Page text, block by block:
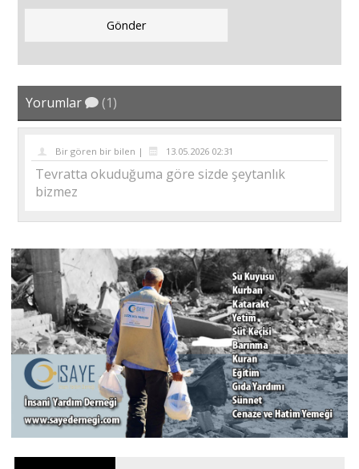
Yorumlar (1)
Bir gören bir bilen | 13.05.2026 02:31
Tevratta okuduğuma göre sizde şeytanlık
bizmez